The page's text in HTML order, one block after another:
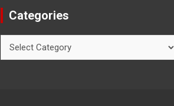
Categories